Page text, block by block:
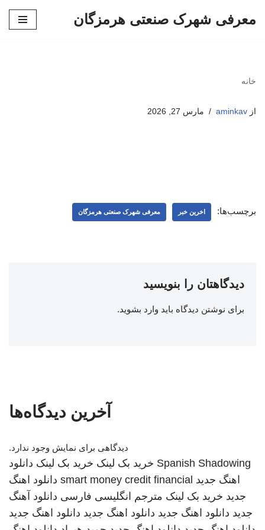
معرفی شهرک صنعتی هرمزگان
خانه
از aminkav مارس 27, 2026
برچسب‌ها: اخرین خبر معرفی شهرک صنعتی هرمزگان
دیدگاهتان را بنویسید
برای نوشتن دیدگاه باید وارد بشوید.
آخرین دیدگاه‌ها
دیدگاهی برای نمایش وجود ندارد.
Spanish Shadowing خرید بک لینک خرید بک لینک دانلود
اهنگ جدید smart money credit financial دانلود اهنگ
جدید خرید بک لینک مترجم انگلیسی فارسی دانلود آهنگ
جدید دانلود اهنگ جدید دانلود اهنگ جدید دانلود اهنگ جدید